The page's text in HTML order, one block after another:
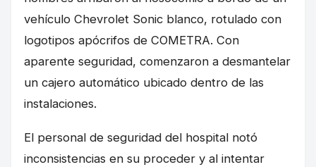
vehículo Chevrolet Sonic blanco, rotulado con
logotipos apócrifos de COMETRA. Con
aparente seguridad, comenzaron a desmantelar
un cajero automático ubicado dentro de las
instalaciones.
El personal de seguridad del hospital notó
inconsistencias en su proceder y al intentar